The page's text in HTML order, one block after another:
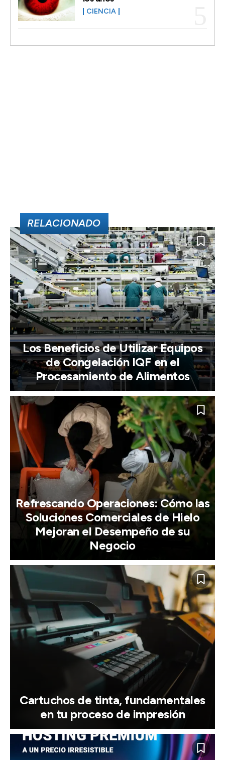
CIENCIA
RELACIONADO
Los Beneficios de Utilizar Equipos
de Congelación IQF en el
Procesamiento de Alimentos
Refrescando Operaciones: Cómo las
Soluciones Comerciales de Hielo
Mejoran el Desempeño de su
Negocio
Cartuchos de tinta, fundamentales
en tu proceso de impresión